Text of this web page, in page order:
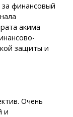
за финансовый
акима
защиты и
Очень
и